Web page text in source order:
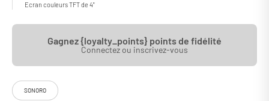
Ecran couleurs TFT de 4"
Gagnez {loyalty_points} points de fidélité
Connectez ou inscrivez-vous
SONORO
parleurs alimentés par une amplification de 130 Watts ! Grâce à eux,